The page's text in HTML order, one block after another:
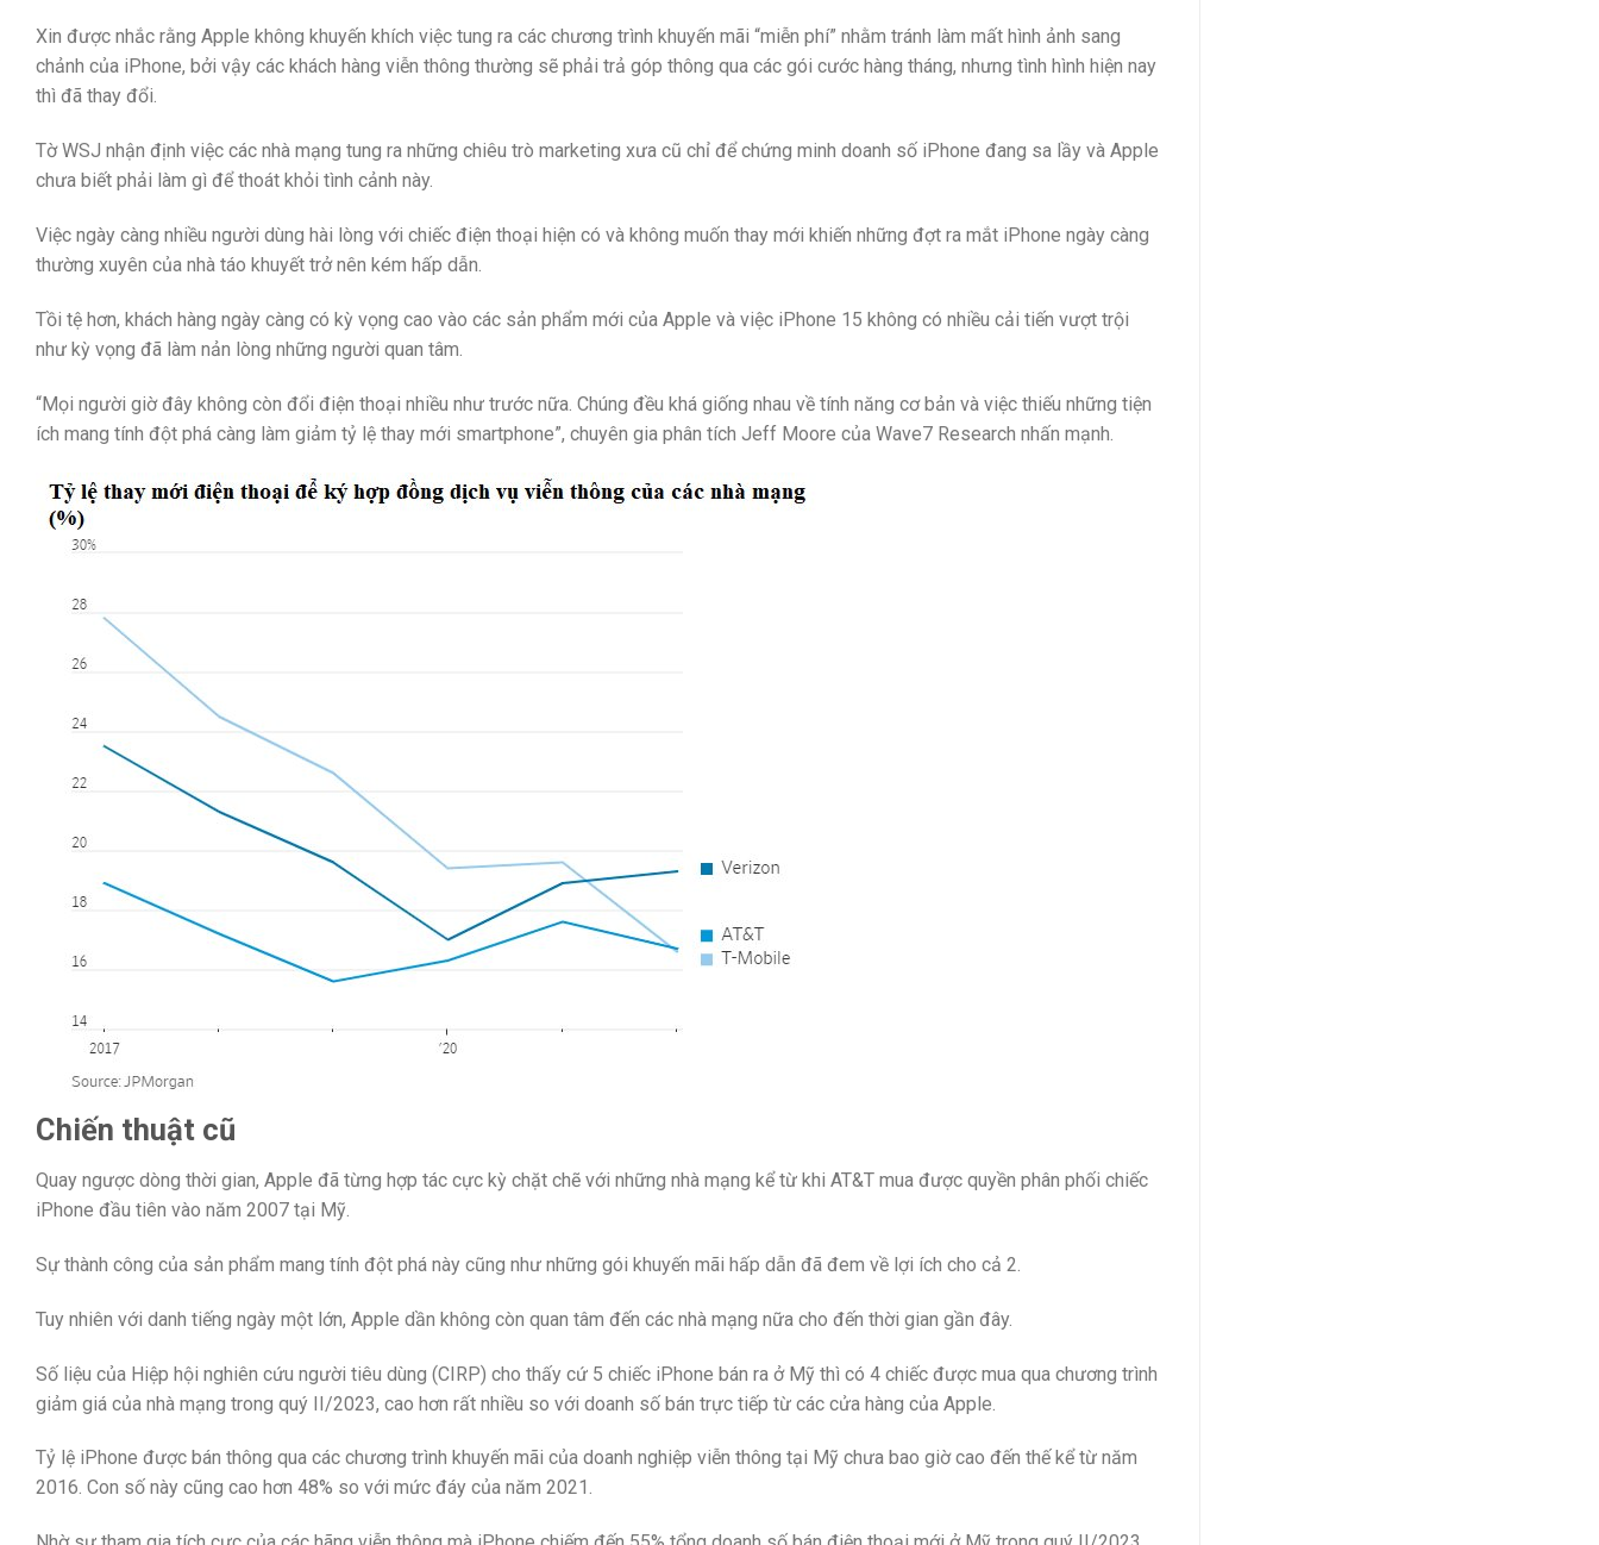
Xin được nhắc rằng Apple không khuyến khích việc tung ra các chương trình khuyến mãi “miễn phí” nhằm tránh làm mất hình ảnh sang
chảnh của iPhone, bởi vậy các khách hàng viễn thông thường sẽ phải trả góp thông qua các gói cước hàng tháng, nhưng tình hình hiện nay
thì đã thay đổi.
Tờ WSJ nhận định việc các nhà mạng tung ra những chiêu trò marketing xưa cũ chỉ để chứng minh doanh số iPhone đang sa lầy và Apple
chưa biết phải làm gì để thoát khỏi tình cảnh này.
Việc ngày càng nhiều người dùng hài lòng với chiếc điện thoại hiện có và không muốn thay mới khiến những đợt ra mắt iPhone ngày càng
thường xuyên của nhà táo khuyết trở nên kém hấp dẫn.
Tồi tệ hơn, khách hàng ngày càng có kỳ vọng cao vào các sản phẩm mới của Apple và việc iPhone 15 không có nhiều cải tiến vượt trội
như kỳ vọng đã làm nản lòng những người quan tâm.
“Mọi người giờ đây không còn đổi điện thoại nhiều như trước nữa. Chúng đều khá giống nhau về tính năng cơ bản và việc thiếu những tiện
ích mang tính đột phá càng làm giảm tỷ lệ thay mới smartphone”, chuyên gia phân tích Jeff Moore của Wave7 Research nhấn mạnh.
Chiến thuật cũ
Quay ngược dòng thời gian, Apple đã từng hợp tác cực kỳ chặt chẽ với những nhà mạng kể từ khi AT&T mua được quyền phân phối chiếc
iPhone đầu tiên vào năm 2007 tại Mỹ.
Sự thành công của sản phẩm mang tính đột phá này cũng như những gói khuyến mãi hấp dẫn đã đem về lợi ích cho cả 2.
Tuy nhiên với danh tiếng ngày một lớn, Apple dần không còn quan tâm đến các nhà mạng nữa cho đến thời gian gần đây.
Số liệu của Hiệp hội nghiên cứu người tiêu dùng (CIRP) cho thấy cứ 5 chiếc iPhone bán ra ở Mỹ thì có 4 chiếc được mua qua chương trình
giảm giá của nhà mạng trong quý II/2023, cao hơn rất nhiều so với doanh số bán trực tiếp từ các cửa hàng của Apple.
Tỷ lệ iPhone được bán thông qua các chương trình khuyến mãi của doanh nghiệp viễn thông tại Mỹ chưa bao giờ cao đến thế kể từ năm
2016. Con số này cũng cao hơn 48% so với mức đáy của năm 2021.